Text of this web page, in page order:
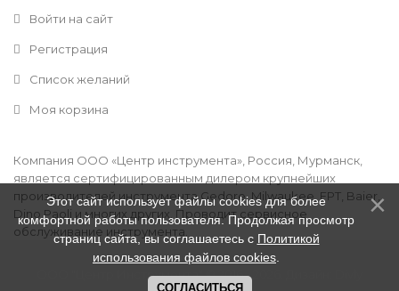
Войти на сайт
Регистрация
Список желаний
Моя корзина
Компания ООО «Центр инструмента», Россия, Мурманск,
является сертифицированным дилером крупнейших
производителей инструмента Gedore, Milwaukee, FPT, Baier,
Dino Paoli и многих других. Проводит сервисное
обслуживание инструмента.
ООО "Центр Инструмента" © 2016 - 2026
Этот сайт использует файлы cookies для более
комфортной работы пользователя. Продолжая просмотр
страниц сайта, вы соглашаетесь с Политикой
использования файлов cookies
СОГЛАСИТЬСЯ